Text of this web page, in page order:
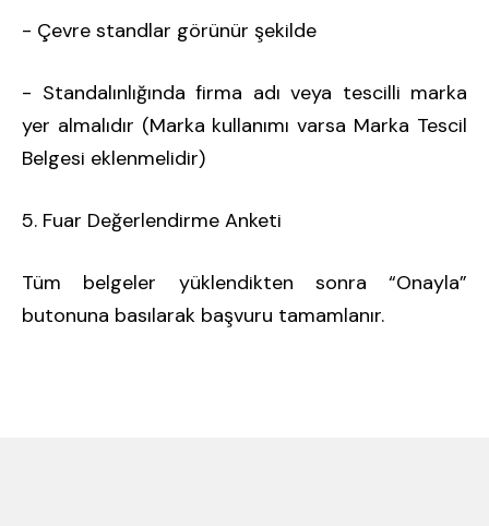
- Çevre standlar görünür şekilde
- Standalınlığında firma adı veya tescilli marka
yer almalıdır (Marka kullanımı varsa Marka Tescil
Belgesi eklenmelidir)
5. Fuar Değerlendirme Anketi
Tüm belgeler yüklendikten sonra “Onayla”
butonuna basılarak başvuru tamamlanır.